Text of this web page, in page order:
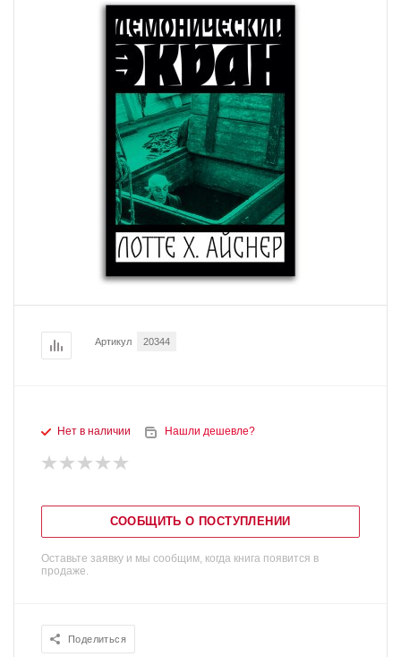
Артикул 20344
Нет в наличии Нашли дешевле?
СООБЩИТЬ О ПОСТУПЛЕНИИ
Оставьте заявку и мы сообщим, когда книга появится в
продаже.
Поделиться